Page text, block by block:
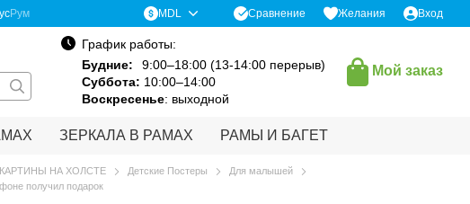
Рум MDL Сравнение Желания Вход
График работы:
Будние:
9:00–18:00 (13-14:00 перерыв)
Суббота: 10:00–14:00
Воскресенье: выходной
Мой заказ
ЗЕРКАЛА В РАМАХ РАМЫ И БАГЕТ
КАРТИНЫ НА ХОЛСТЕ Детские Постеры
Для малышей
получил подарок